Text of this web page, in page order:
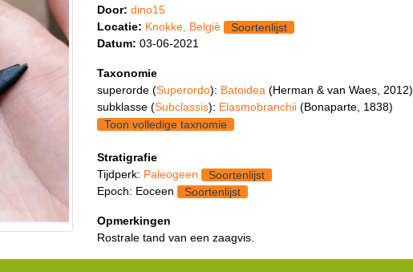
Door: dino15
Locatie: Knokke, België
Soortenlijst
Datum: 03-06-2021
Taxonomie
superorde (Superordo): Batoidea (Herman & van Waes, 2012)
subklasse (Subclassis): Elasmobranchii (Bonaparte, 1838)
Toon volledige taxnomie
Stratigrafie
Tijdperk: Paleogeen
Soortenlijst
Epoch: Eoceen
Soortenlijst
Opmerkingen
Rostrale tand van een zaagvis.